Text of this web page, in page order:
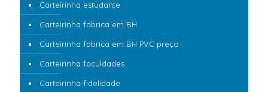
Carteirinha estudante
Carteirinha fabrica em BH
Carteirinha fabrica em BH PVC preço
Carteirinha faculdades
Carteirinha fidelidade